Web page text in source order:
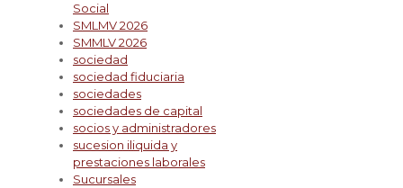
Social
SMLMV 2026
SMMLV 2026
sociedad
sociedad fiduciaria
sociedades
sociedades de capital
socios y administradores
sucesion iliquida y
prestaciones laborales
Sucursales